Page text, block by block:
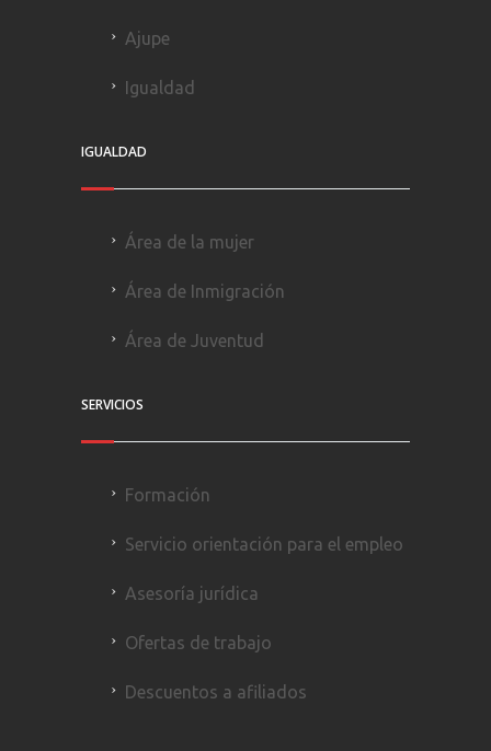
Ajupe
Igualdad
IGUALDAD
Área de la mujer
Área de Inmigración
Área de Juventud
SERVICIOS
Formación
Servicio orientación para el empleo
Asesoría jurídica
Ofertas de trabajo
Descuentos a afiliados